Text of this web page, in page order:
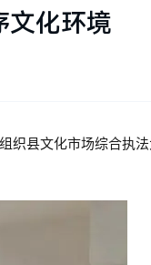
文化环境
织县文化市场综合执